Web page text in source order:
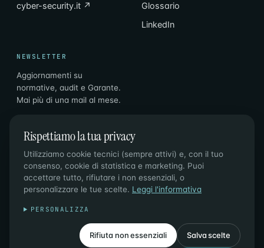
cyber-security.it ↗
Glossario
LinkedIn
NEWSLETTER
Aggiornamenti su
normative, audit e Garante.
Mai più di una mail al mese.
COOKIES
GESTISCI COOKIE
Rispettiamo la tua privacy
Utilizziamo cookie tecnici (sempre attivi) e, con il tuo
consenso, cookie di statistica e marketing. Puoi
accettare tutto, rifiutare i non essenziali, o
personalizzare le tue scelte. Leggi l'informativa
PERSONALIZZA
Rifiuta non essenziali Salva scelte